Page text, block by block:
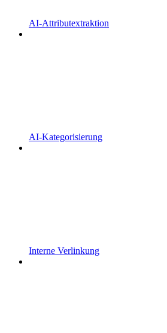
AI-Attributextraktion
AI-Kategorisierung
Interne Verlinkung